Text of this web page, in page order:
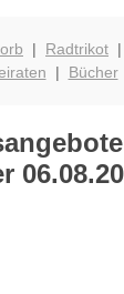
| Radtrikot |
| Bücher